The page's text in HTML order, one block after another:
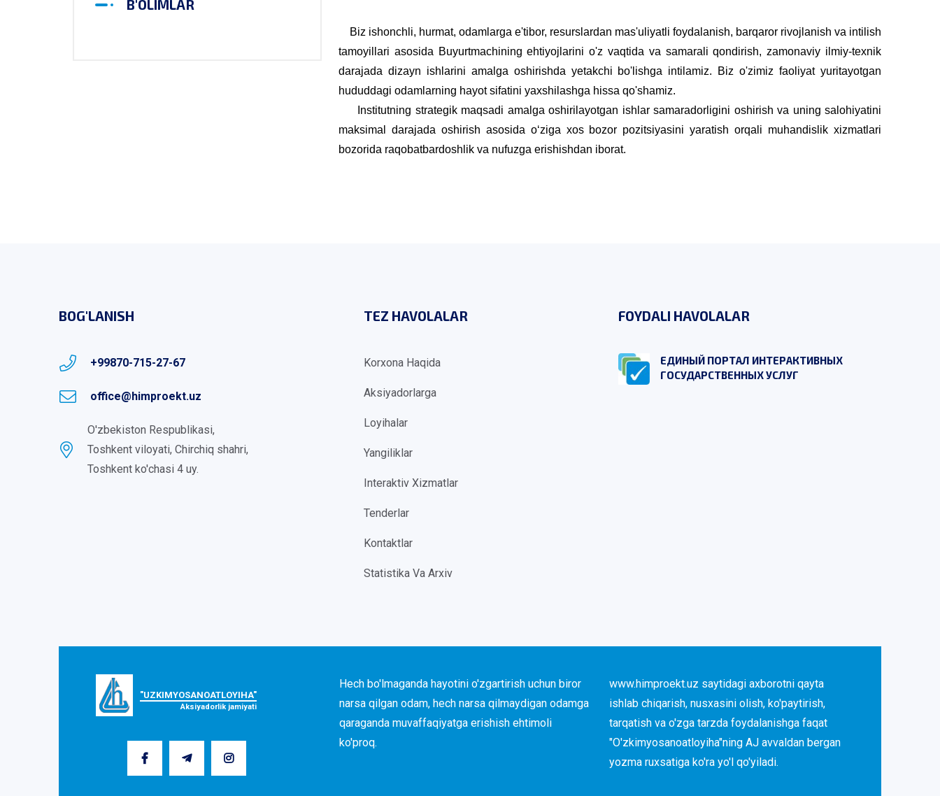
B'OLIMLAR
Biz ishonchli, hurmat, odamlarga e'tibor, resurslardan mas'uliyatli foydalanish, barqaror rivojlanish va intilish
tamoyillari asosida Buyurtmachining ehtiyojlarini o'z vaqtida va samarali qondirish, zamonaviy ilmiy-texnik
darajada dizayn ishlarini amalga oshirishda yetakchi bo'lishga intilamiz. Biz o'zimiz faoliyat yuritayotgan
hududdagi odamlarning hayot sifatini yaxshilashga hissa qo'shamiz.
Institutning strategik maqsadi amalga oshirilayotgan ishlar samaradorligini oshirish va uning salohiyatini
maksimal darajada oshirish asosida o‘ziga xos bozor pozitsiyasini yaratish orqali muhandislik xizmatlari
bozorida raqobatbardoshlik va nufuzga erishishdan iborat.
BOG'LANISH
+99870-715-27-67
office@himproekt.uz
O'zbekiston Respublikasi,
Toshkent viloyati, Chirchiq shahri,
Toshkent ko'chasi 4 uy.
TEZ HAVOLALAR
Korxona Haqida
Aksiyadorlarga
Loyihalar
Yangiliklar
Interaktiv Xizmatlar
Tenderlar
Kontaktlar
Statistika Va Arxiv
FOYDALI HAVOLALAR
ЕДИНЫЙ ПОРТАЛ ИНТЕРАКТИВНЫХ
ГОСУДАРСТВЕННЫХ УСЛУГ
"UZKIMYOSANOATLOYIHA"
Aksiyadorlik jamiyati
Hech bo'lmaganda hayotini o'zgartirish uchun biror
narsa qilgan odam, hech narsa qilmaydigan odamga
qaraganda muvaffaqiyatga erishish ehtimoli
ko'proq.
www.himproekt.uz saytidagi axborotni qayta
ishlab chiqarish, nusxasini olish, ko'paytirish,
tarqatish va o'zga tarzda foydalanishga faqat
"O'zkimyosanoatloyiha"ning AJ avvaldan bergan
yozma ruxsatiga ko'ra yo'l qo'yiladi.